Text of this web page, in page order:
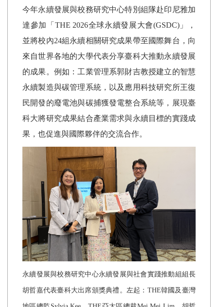
今年永續發展與校務研究中心特別組隊赴印尼雅加
達參加「 THE 2026全球永續發展大會(GSDC)」，
並將校內24組永續相關研究成果帶至國際舞台，向
來自世界各地的大學代表分享臺科大推動永續發展
的成果。例如：工業管理系郭財吉教授建立的智慧
永續製造與碳管理系統，以及應用科技研究所王復
民開發的廢電池與碳捕獲發電整合系統等，展現臺
科大將研究成果結合產業需求與永續目標的實踐成
果，也促進與國際夥伴的交流合作。
永續發展與校務研究中心永續發展與社會實踐推動組組長
胡哲嘉代表臺科大出席頒獎典禮。左起： THE韓國及臺灣